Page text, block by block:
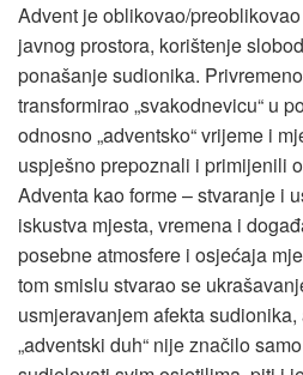
Advent je oblikovao/
javnog prostora, korištenje
ponašanje sudionika.
transformirao „svakodnevicu“ u
odnosno „adventsko“ vrijeme i
uspješno prepoznali i primijenili
Adventa kao forme – stvaranje i
iskustva mjesta, vremena i
posebne atmosfere i osjećaja
tom smislu stvarao se
usmjeravanjem afekta
„adventski duh“ nije značilo